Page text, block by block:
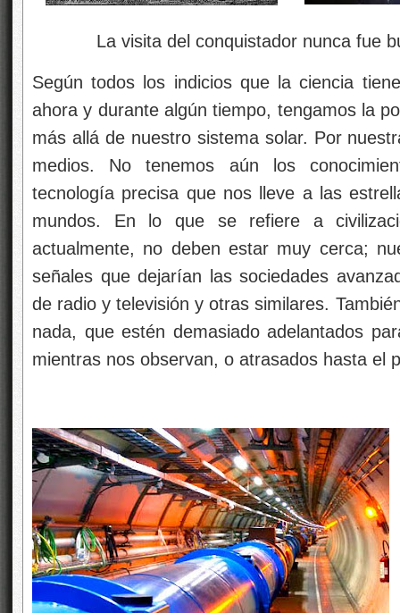
La visita del conquistador nunca fue
Según todos los indicios que la ciencia
ahora y durante algún tiempo, tengamos la
más allá de nuestro sistema solar. Por
medios. No tenemos aún los
tecnología precisa que nos lleve a las
mundos. En lo que se refiere a
actualmente, no deben estar muy cerca;
señales que dejarían las sociedades
de radio y televisión y otras similares.
nada, que estén demasiado adelantados
mientras nos observan, o atrasados hasta el